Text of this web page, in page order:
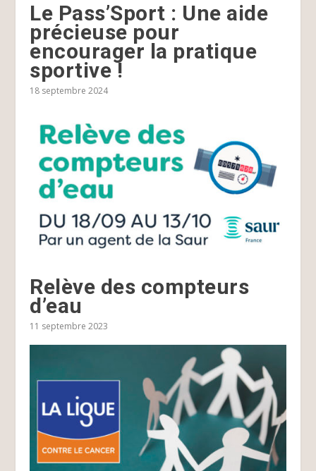
Le Pass’Sport : Une aide
précieuse pour
encourager la pratique
sportive !
18 septembre 2024
Relève des compteurs
d’eau
11 septembre 2023